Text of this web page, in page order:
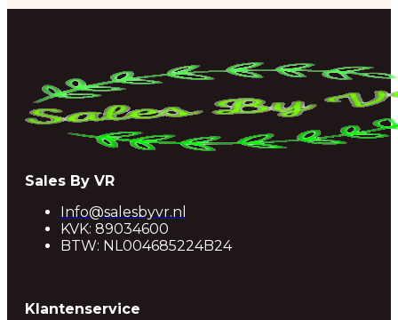
Sales By VR
Info@salesbyvr.nl
KVK: 89034600
BTW: NL004685224B24
Klantenservice